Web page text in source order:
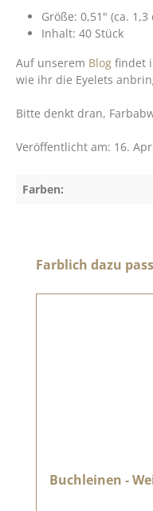
Größe: 0,51" (ca. 1,3
Inhalt: 40 Stück
Auf unserem Blog findet
wie ihr die Eyelets
Bitte denkt dran,
Veröffentlicht am: 16.
Farben:
Produktgalerie
Farblich dazu
Buchleinen -